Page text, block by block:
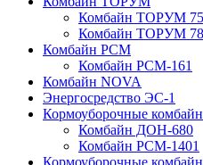
Комбайн ТОРУМ
Комбайн ТОРУМ
Комбайн РСМ
Комбайн РСМ-161
Комбайн NOVA
Энергосредство ЭС-1
Кормоуборочные
Комбайн ДОН-680
Комбайн РСМ-1401
Кормоуборочные